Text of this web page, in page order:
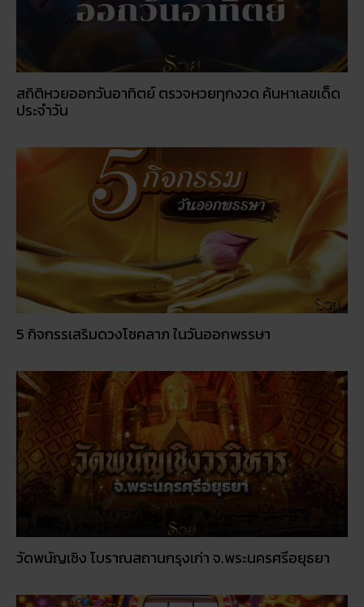
สถิติหวยออกวันอาทิตย์ ตรวจหวยทุกงวด ค้นหาเลขเด็ด
ประจำวัน
5 กิจกรรเสริมดวงโชคลาภ ในวันออกพรรษา
วัดพนัญเชิง โบราณสถานกรุงเก่า จ.พระนครศรีอยุธยา